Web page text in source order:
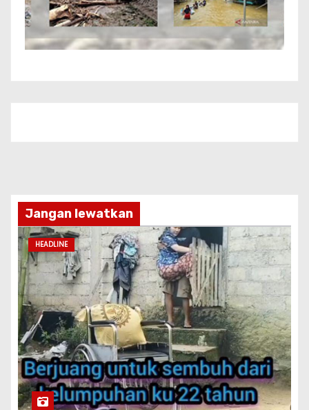
Jangan lewatkan
HEADLINE